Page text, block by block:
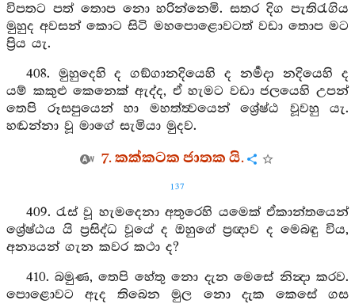
විපතට පත් තොප නො හරින්නෙමි. සතර දිග පැතිරැගිය
මුහුද අවසන් කොට සිටි මහපොළොවටත් වඩා තොප මට
ප්‍රිය යැ.
408. මුහුදෙහි ද ගඞ්ගානදියෙහි ද නර්‍මදා නදියෙහි ද
යම් කකුළු කෙනෙක් ඇද්ද, ඒ හැමට වඩා ජලයෙහි උපන්
තෙපි රූසපුයෙන් හා මහත්ත්‍වයෙන් ශ්‍රේෂ්ඨ වූවහු යැ.
හඬන්නා වූ මාගේ සැමියා මුදව.
7. කක්කටක ජාතක යි.
137
409. රැස් වූ හැමදෙනා අතුරෙහි යමෙක් ඒකාන්තයෙන්
ශ්‍රේෂ්ඨය යි ප්‍රසිද්ධ වූයේ ද ඔහුගේ ප්‍රඥාව ද මෙබඳු විය,
අන්‍යයන් ගැන කවර කථා ද?
410. බමුණ, තෙපි හේතු නො දැන මෙසේ නින්‍දා කරව.
පොළොවට ඇද තිබෙන මුල නො දැක කෙසේ ගස